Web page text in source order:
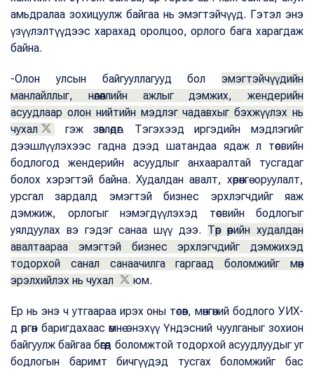
амьдралаа зохицуулж байгаа нь эмэгтэйчүүд. Гэтэл энэ
үзүүлэлтүүдээс харахад оролцоо, орлого бага харагдаж
байна.
-Олон улсын байгууллагууд бол эмэгтэйчүүдийн
манлайллыг, нөлөөллийн ажлыг дэмжих, жендерийн
асуудлаар олон нийтийн мэдлэг чадавхыг бэхжүүлэх нь
чухал
гэж зөвлөдөг. Тэгэхээд иргэдийн мэдлэгийг
дээшлүүлэхээс гадна дээд шатандаа ядаж л төсвийн
бодлогод жендерийн асуудлыг анхааралтай тусгадаг
болох хэрэгтэй байна. Худалдан авалт, хөрөнгө оруулалт,
урсгал зардалд эмэгтэй бизнес эрхлэгчдийг яаж
дэмжиж, орлогыг нэмэгдүүлэхэд төсвийн бодлогыг
уялдуулах вэ гэдэг санаа шүү дээ. Төр өөрийн худалдан
авалтаараа эмэгтэй бизнес эрхлэгчдийг дэмжихэд
тодорхой санал санаачилга гаргаад боломжийг мөн
эрэлхийлэх нь чухал
юм.
Ер нь энэ ч утгаараа ирэх оны төсөв, мөнгөний бодлого УИХ-
д өргөн баригдахаас өмнө энэхүү Үндэсний чуулганыг зохион
байгуулж байгаа бөгөөд боломжтой тодорхой асуудлуудыг уг
бодлогын баримт бичгүүдэд тусгах боломжийг бас